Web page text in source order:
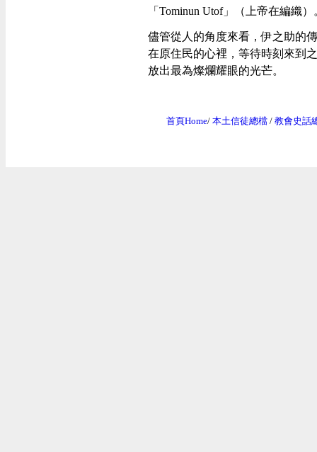
「Tominun Utof」（上帝在編織）
儘管從人的角度來看，伊之助的
在原住民的心裡，等待時刻來到
放出最為燦爛耀眼的光芒。
首頁Home/ 本土信徒總檔 / 教會史話